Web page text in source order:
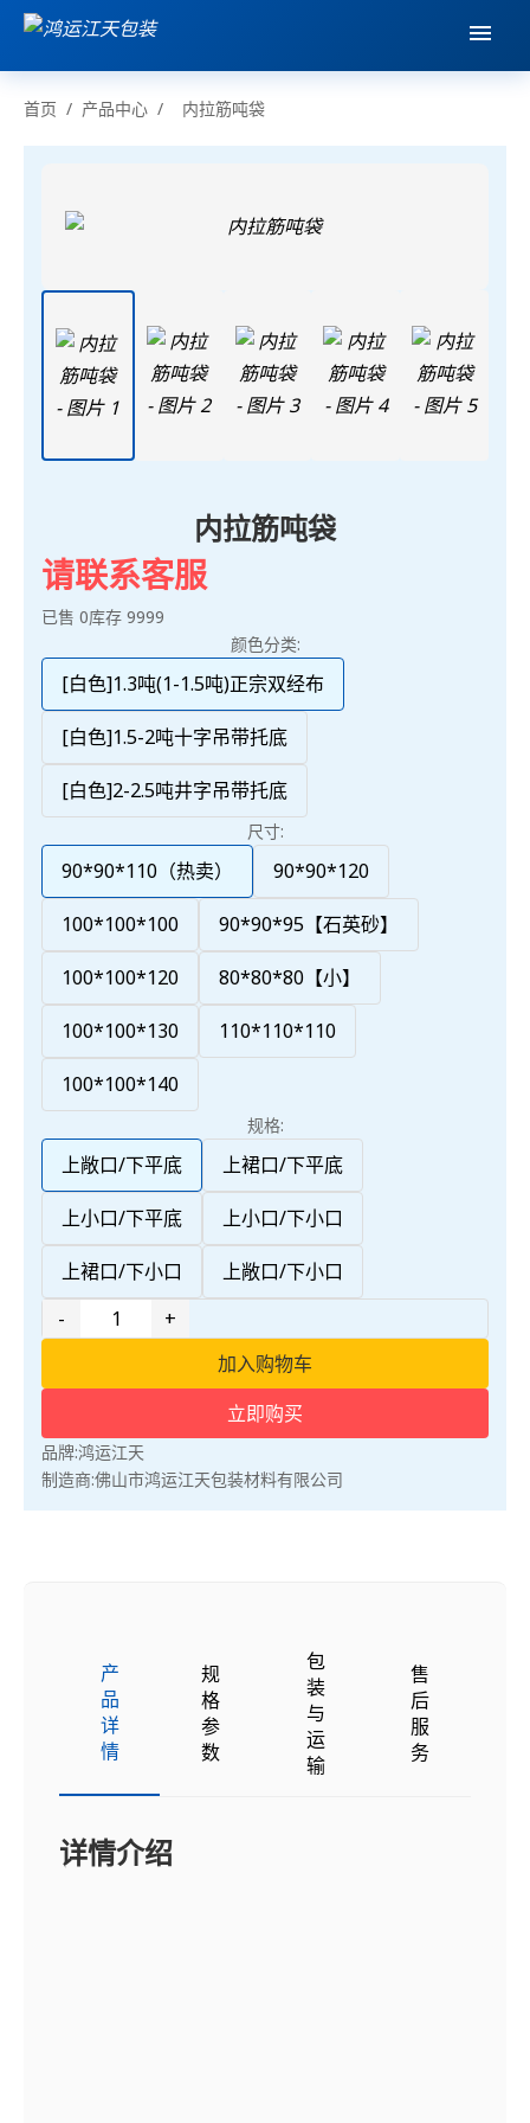
首页 / 产品中心 / 内拉筋吨袋
内拉筋吨袋
请联系客服
已售 0库存 9999
颜色分类:
[白色]1.3吨(1-1.5吨)正宗双经布
[白色]1.5-2吨十字吊带托底
[白色]2-2.5吨井字吊带托底
尺寸:
90*90*110（热卖） 90*90*120
100*100*100 90*90*95【石英砂】
100*100*120 80*80*80【小】
100*100*130 110*110*110
100*100*140
规格:
上敞口/下平底 上裙口/下平底
上小口/下平底 上小口/下小口
上裙口/下小口
上敞口/下小口
-
+
加入购物车
立即购买
品牌:鸿运江天
制造商:佛山市鸿运江天包装材料有限公司
产
品
详
情
规
格
参
数
包
装
与
运
输
售
后
服
务
详情介绍